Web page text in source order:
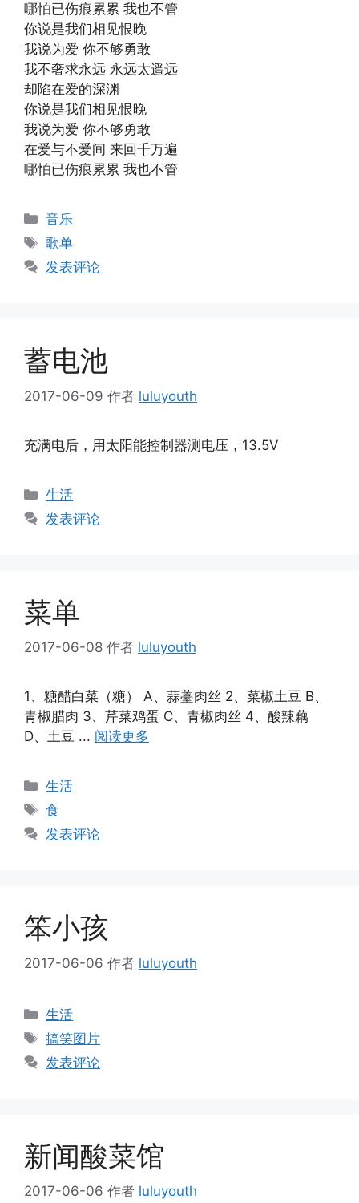
哪怕已伤痕累累 我也不管
你说是我们相见恨晚
我说为爱 你不够勇敢
我不奢求永远 永远太遥远
却陷在爱的深渊
你说是我们相见恨晚
我说为爱 你不够勇敢
在爱与不爱间 来回千万遍
哪怕已伤痕累累 我也不管
分
类
音乐
标
签
歌单
发表评论
蓄电池
2017-06-09 作者 luluyouth
充满电后，用太阳能控制器测电压，13.5V
分
类
生活
发表评论
菜单
2017-06-08 作者 luluyouth
1、糖醋白菜（糖） A、蒜薹肉丝 2、菜椒土豆 B、
青椒腊肉 3、芹菜鸡蛋 C、青椒肉丝 4、酸辣藕
D、土豆 ... 阅读更多
分
类
生活
标
签
食
发表评论
笨小孩
2017-06-06 作者 luluyouth
分
类
生活
标
签
搞笑图片
发表评论
新闻酸菜馆
2017-06-06 作者 luluyouth